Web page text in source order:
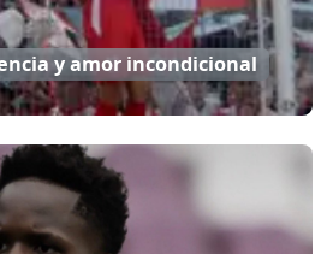
y amor incondicional